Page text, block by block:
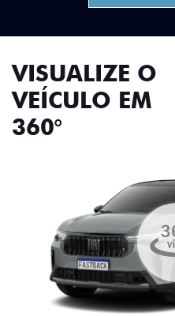
VISUALIZE O
VEÍCULO EM
360°